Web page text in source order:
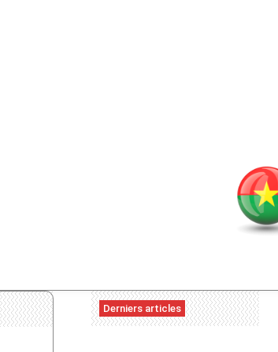
Derniers articles